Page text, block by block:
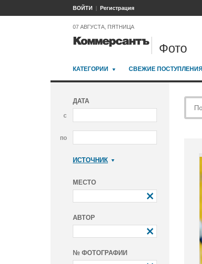
ВОЙТИ Регистрация
07 АВГУСТА, ПЯТНИЦА
Фото
КАТЕГОРИИ СВЕЖИЕ ПОСТУПЛЕНИЯ
ДАТА
с
по
ИСТОЧНИК
МЕСТО
АВТОР
№ ФОТОГРАФИИ